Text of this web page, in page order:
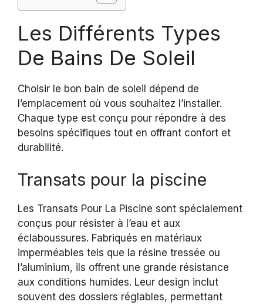
Les Différents Types
De Bains De Soleil
Choisir le bon bain de soleil dépend de
l’emplacement où vous souhaitez l’installer.
Chaque type est conçu pour répondre à des
besoins spécifiques tout en offrant confort et
durabilité.
Transats pour la piscine
Les Transats Pour La Piscine sont spécialement
conçus pour résister à l’eau et aux
éclaboussures. Fabriqués en matériaux
imperméables tels que la résine tressée ou
l’aluminium, ils offrent une grande résistance
aux conditions humides. Leur design inclut
souvent des dossiers réglables, permettant